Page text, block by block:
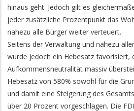
hinaus geht. Jedoch gilt es
jeder zusätzliche Prozentpunkt das
nahezu alle Bürger weiter verteuert.
Seitens der Verwaltung und nahezu
wurde jedoch ein Hebesatz favorisiert,
Aufkommensneutralität massiv
Hebesatz von 580% sowohl für die
und damit eine Steigerung des
über 20 Prozent vorgeschlagen. Die